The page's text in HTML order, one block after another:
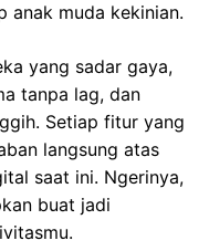
anak muda kekinian.
yang sadar gaya,
tanpa lag, dan
Setiap fitur yang
langsung atas
saat ini. Ngerinya,
buat jadi